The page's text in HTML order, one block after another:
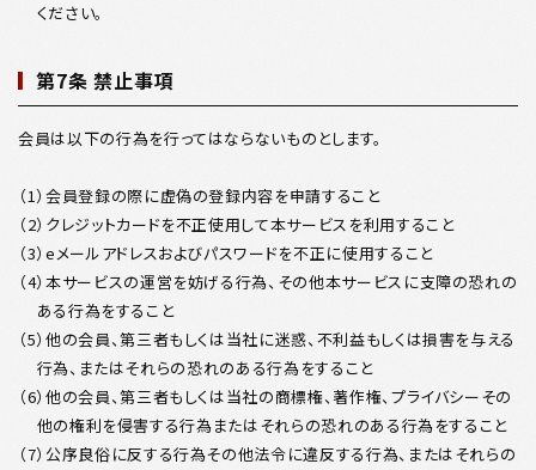
ください。
第7条 禁止事項
会員は以下の行為を行ってはならないものとします。
（1）会員登録の際に虚偽の登録内容を申請すること
（2）クレジットカードを不正使用して本サービスを利用すること
（3）eメールアドレスおよびパスワードを不正に使用すること
（4）本サービスの運営を妨げる行為、その他本サービスに支障の恐れの
ある行為をすること
（5）他の会員、第三者もしくは当社に迷惑、不利益もしくは損害を与える
行為、またはそれらの恐れのある行為をすること
（6）他の会員、第三者もしくは当社の商標権、著作権、プライバシーその
他の権利を侵害する行為またはそれらの恐れのある行為をすること
（7）公序良俗に反する行為その他法令に違反する行為、またはそれらの